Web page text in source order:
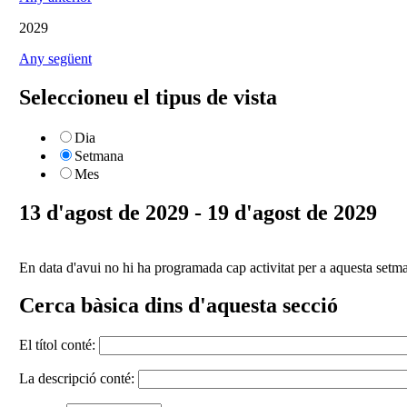
2029
Any següent
Seleccioneu el tipus de vista
Dia
Setmana
Mes
13 d'agost de 2029 - 19 d'agost de 2029
En data d'avui no hi ha programada cap activitat per a aquesta
Cerca bàsica dins d'aquesta secció
El títol conté:
La descripció conté: